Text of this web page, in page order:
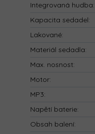
Integrovaná hudba:
Kapacita sedadel:
Lakované:
Materiál sedadla:
Max. nosnost:
Motor:
MP3:
Napětí baterie:
Obsah balení: